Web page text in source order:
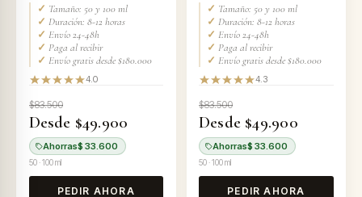
✓ Tamaño: 50 y 100 ml
✓ Duración: 8-12 horas
✓ Envío 24-48h
✓ Paga al recibir
✓ Envío gratis desde $180.000
4.0
$83.500
Desde $49.900
Ahorras$ 33.600
50 · 100 ml
PEDIR AHORA
✓ Tamaño: 50 y 100 ml
✓ Duración: 8-12 horas
✓ Envío 24-48h
✓ Paga al recibir
✓ Envío gratis desde $180.000
4.3
$83.500
Desde $49.900
Ahorras$ 33.600
50 · 100 ml
PEDIR AHORA